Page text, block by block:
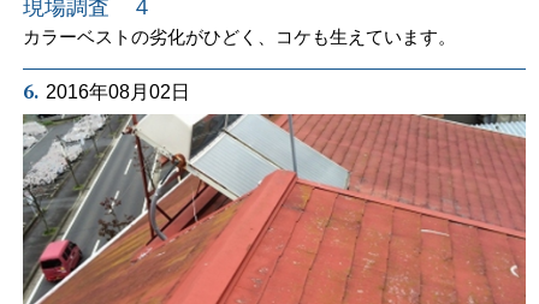
現場調査 ４
カラーベストの劣化がひどく、コケも生えています。
6. 2016年08月02日